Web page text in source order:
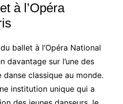
à l’Opéra
ballet à l’Opéra National
davantage sur l’une des
classique au monde.
institution unique qui a